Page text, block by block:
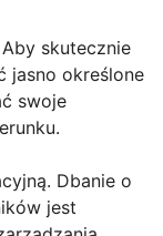
skutecznie
jasno określone
swoje
Dbanie o
jest